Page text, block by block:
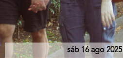
sáb 16 ago 2025